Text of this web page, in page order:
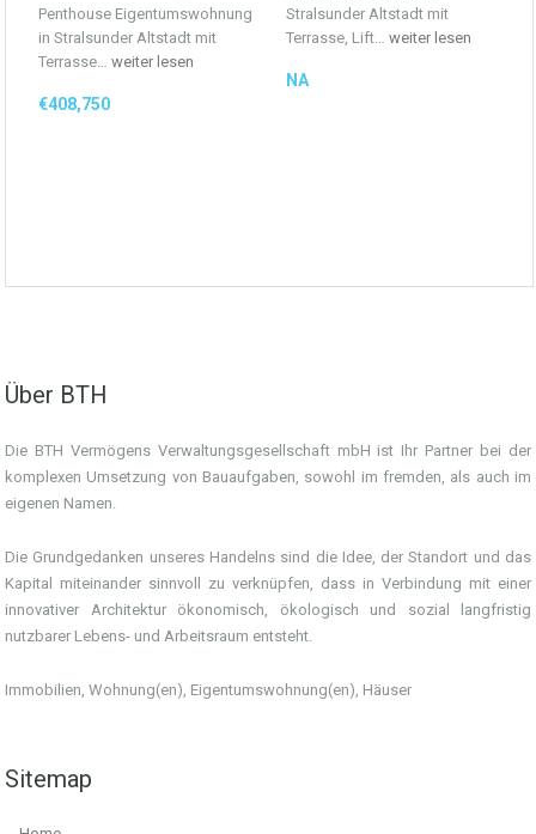
Penthouse Eigentumswohnung
in Stralsunder Altstadt mit
Terrasse… weiter lesen
€408,750
Stralsunder Altstadt mit
Terrasse, Lift… weiter lesen
NA
Über BTH
Die BTH Vermögens Verwaltungsgesellschaft mbH ist Ihr Partner bei der
komplexen Umsetzung von Bauaufgaben, sowohl im fremden, als auch im
eigenen Namen.
Die Grundgedanken unseres Handelns sind die Idee, der Standort und das
Kapital miteinander sinnvoll zu verknüpfen, dass in Verbindung mit einer
innovativer Architektur ökonomisch, ökologisch und sozial langfristig
nutzbarer Lebens- und Arbeitsraum entsteht.
Immobilien, Wohnung(en), Eigentumswohnung(en), Häuser
Sitemap